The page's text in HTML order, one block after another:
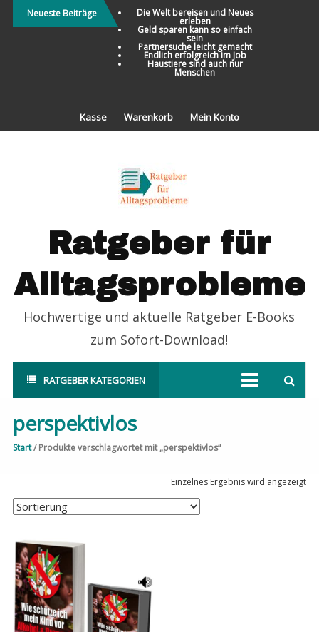
Direkt
zum
Neueste Beiträge Die Welt bereisen und Neues
erleben
Geld sparen kann so einfach
sein
Partnersuche leicht gemacht
Endlich erfolgreich im Job
Haustiere sind auch nur
Menschen
Kasse Warenkorb Mein Konto
Ratgeber für
Alltagsprobleme
Hochwertige und aktuelle Ratgeber E-Books
zum Sofort-Download!
RATGEBER KATEGORIEN
perspektivlos
Start/ Produkte verschlagwortet mit „perspektivlos“
Einzelnes Ergebnis wird angezeigt